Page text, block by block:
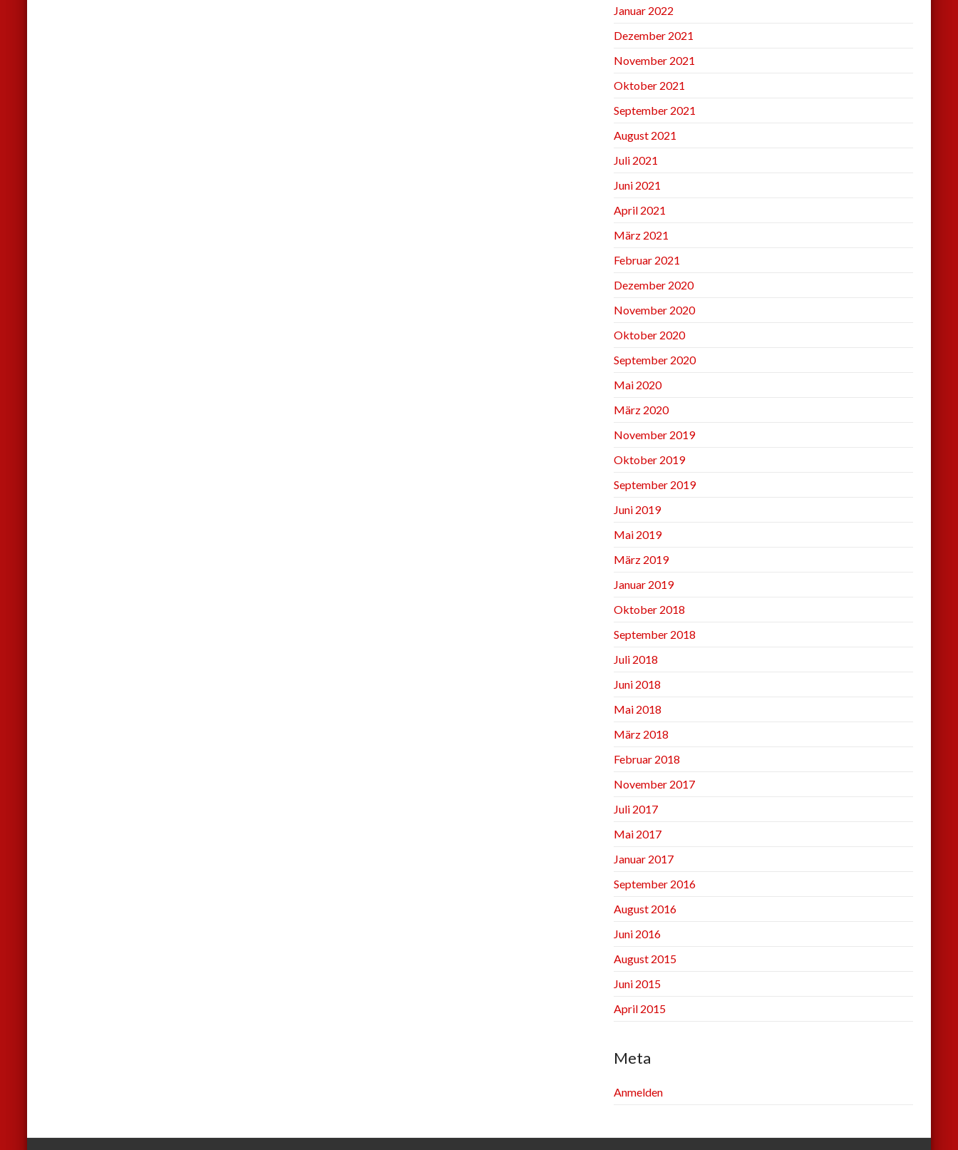
Januar 2022
Dezember 2021
November 2021
Oktober 2021
September 2021
August 2021
Juli 2021
Juni 2021
April 2021
März 2021
Februar 2021
Dezember 2020
November 2020
Oktober 2020
September 2020
Mai 2020
März 2020
November 2019
Oktober 2019
September 2019
Juni 2019
Mai 2019
März 2019
Januar 2019
Oktober 2018
September 2018
Juli 2018
Juni 2018
Mai 2018
März 2018
Februar 2018
November 2017
Juli 2017
Mai 2017
Januar 2017
September 2016
August 2016
Juni 2016
August 2015
Juni 2015
April 2015
Meta
Anmelden